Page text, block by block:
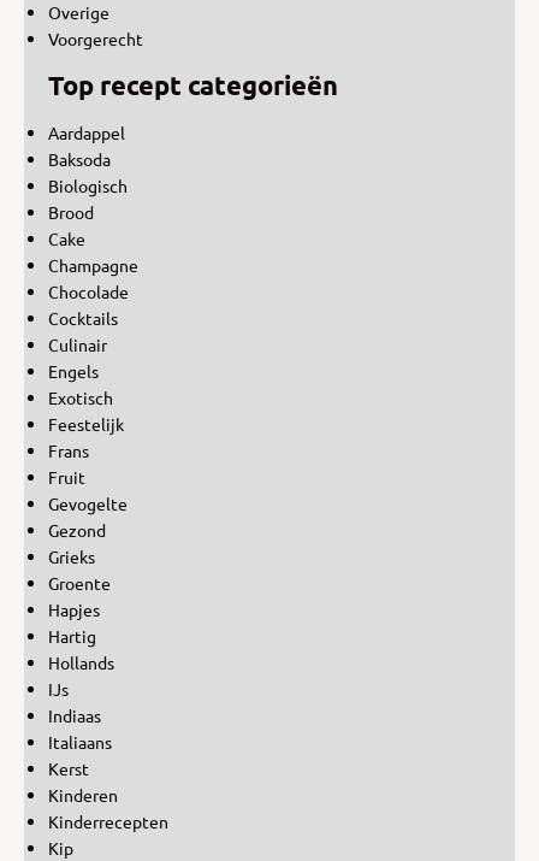
Overige
Voorgerecht
Top recept categorieën
Aardappel
Baksoda
Biologisch
Brood
Cake
Champagne
Chocolade
Cocktails
Culinair
Engels
Exotisch
Feestelijk
Frans
Fruit
Gevogelte
Gezond
Grieks
Groente
Hapjes
Hartig
Hollands
IJs
Indiaas
Italiaans
Kerst
Kinderen
Kinderrecepten
Kip